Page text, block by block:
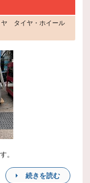
タイヤ・ホイール
。
続きを読む